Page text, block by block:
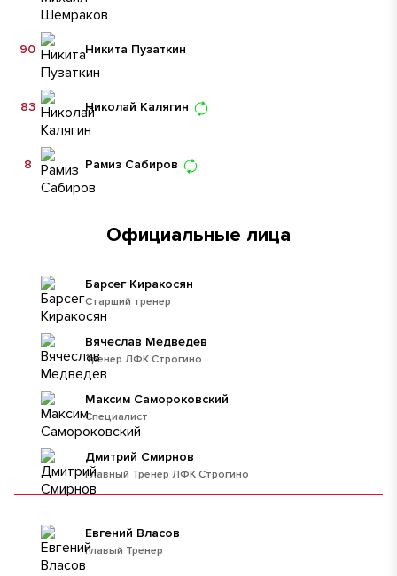
Никита Пузаткин
90
Николай Калягин
83
Рамиз Сабиров
8
Официальные лица
Старший тренер
Барсег Киракосян
Тренер ЛФК Строгино
Вячеслав Медведев
Специалист
Максим Самороковский
Главный Тренер ЛФК Строгино
Дмитрий Смирнов
Главый Тренер
Евгений Власов